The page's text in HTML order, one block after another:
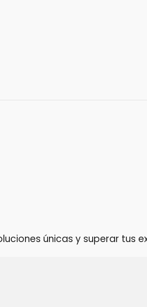
únicas y superar tus